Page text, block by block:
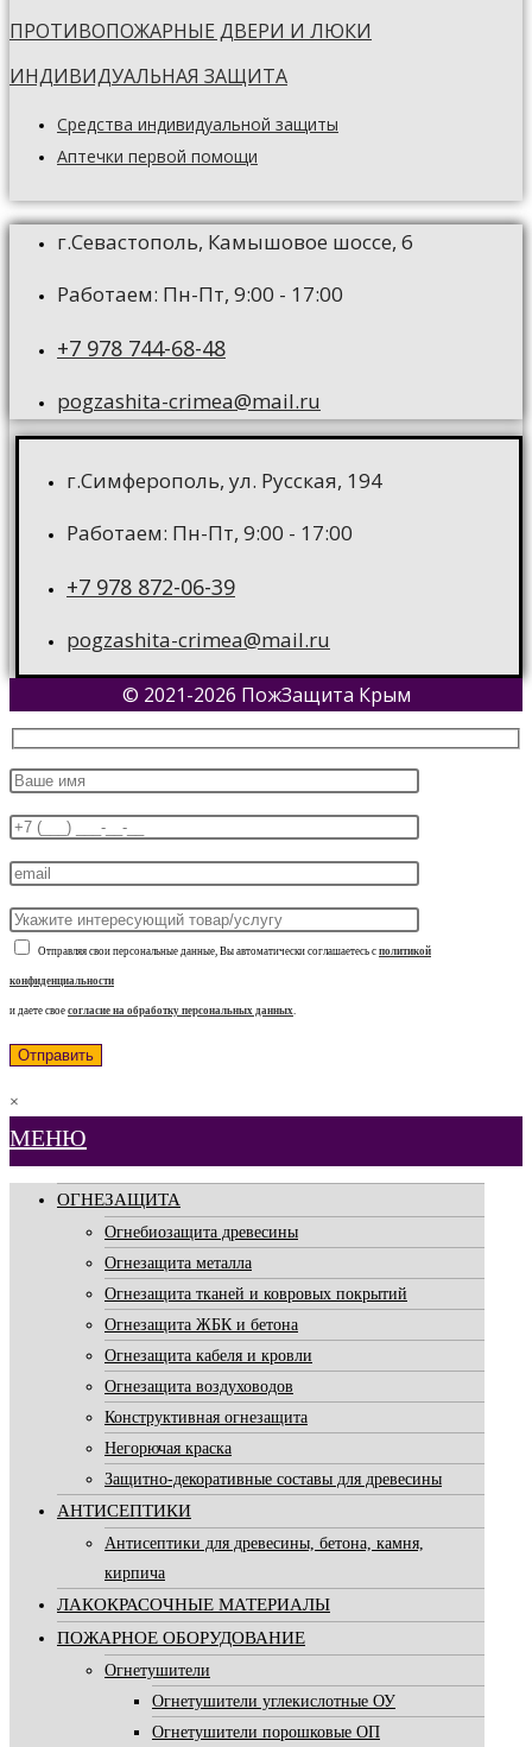
ПРОТИВОПОЖАРНЫЕ ДВЕРИ И ЛЮКИ
ИНДИВИДУАЛЬНАЯ ЗАЩИТА
Средства индивидуальной защиты
Аптечки первой помощи
г.Севастополь, Камышовое шоссе, 6
Работаем: Пн-Пт, 9:00 - 17:00
+7 978 744-68-48
pogzashita-crimea@mail.ru
г.Симферополь, ул. Русская, 194
Работаем: Пн-Пт, 9:00 - 17:00
+7 978 872-06-39
pogzashita-crimea@mail.ru
© 2021-2026 ПожЗащита Крым
Отправляя свои персональные данные, Вы автоматически соглашаетесь с политикой
конфиденциальности
и даете свое согласие на обработку персональных данных
×
МЕНЮ
ОГНЕЗАЩИТА
Огнебиозащита древесины
Огнезащита металла
Огнезащита тканей и ковровых покрытий
Огнезащита ЖБК и бетона
Огнезащита кабеля и кровли
Огнезащита воздуховодов
Конструктивная огнезащита
Негорючая краска
Защитно-декоративные составы для древесины
АНТИСЕПТИКИ
Антисептики для древесины, бетона, камня,
кирпича
ЛАКОКРАСОЧНЫЕ МАТЕРИАЛЫ
ПОЖАРНОЕ ОБОРУДОВАНИЕ
Огнетушители
Огнетушители углекислотные ОУ
Огнетушители порошковые ОП